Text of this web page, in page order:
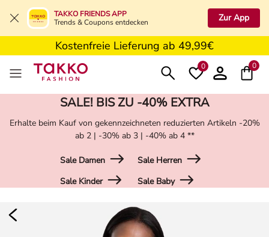
TAKKO FRIENDS APP
Trends & Coupons entdecken
Zur App
5€ Gutschein nach Registrierung*
Kostenfreie Retoure in der Filiale
Kostenfreie Lieferung ab 49,99€
5€ Gutschein nach Registrierung*
0 0
SALE! BIS ZU -40% EXTRA
Erhalte beim Kauf von gekennzeichneten reduzierten Artikeln -20%
ab 2 | -30% ab 3 | -40% ab 4 **
Sale Damen
Sale Herren
Sale Kinder
Sale Baby